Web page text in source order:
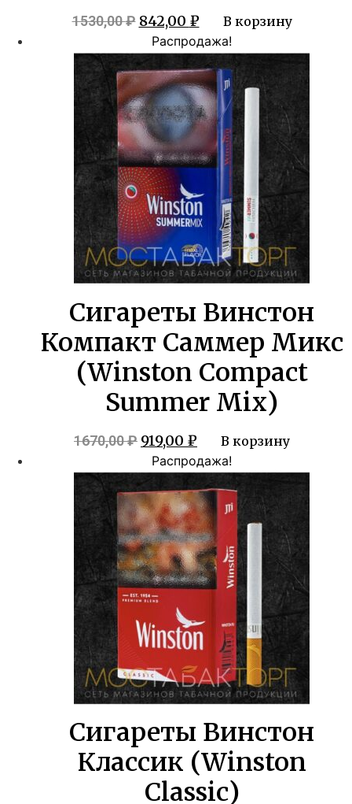
1530,00₽ Первоначальная
цена
составляла
1530,00 ₽.
842,00 ₽Текущая
цена:
842,00 ₽.
В корзину
Распродажа!
Сигареты Винстон
Компакт Саммер Микс
(Winston Compact
Summer Mix)
1670,00₽ Первоначальная
цена
составляла
1670,00 ₽.
919,00 ₽ Текущая
цена:
919,00 ₽.
В корзину
Распродажа!
Сигареты Винстон
Классик (Winston
Classic)